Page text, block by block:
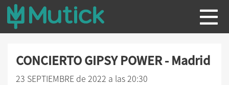
CONCIERTO GIPSY POWER - Madrid
23 SEPTIEMBRE de 2022 a las 20:30